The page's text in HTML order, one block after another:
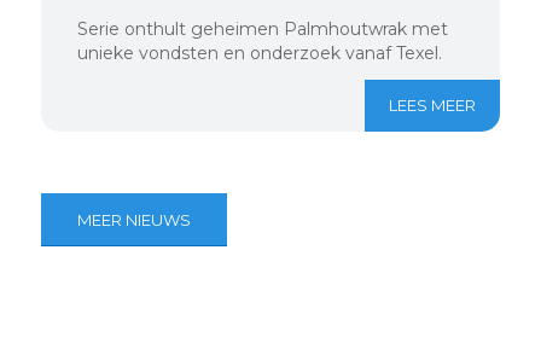
Serie onthult geheimen Palmhoutwrak met
unieke vondsten en onderzoek vanaf Texel.
LEES MEER
MEER NIEUWS